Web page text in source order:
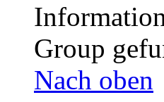
Group
Nach oben